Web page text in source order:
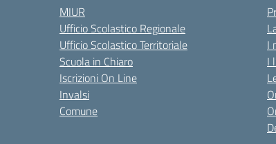
MIUR
Ufficio Scolastico Regionale
Ufficio Scolastico Territoriale
Scuola in Chiaro
Iscrizioni On Line
Invalsi
Comune
I
I